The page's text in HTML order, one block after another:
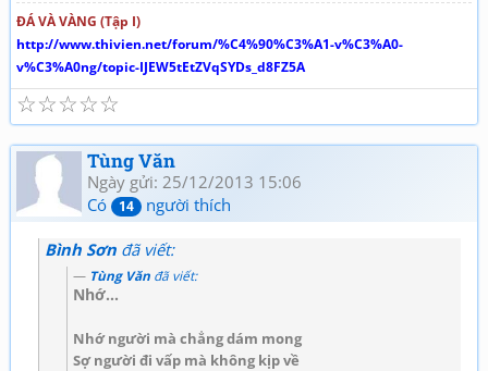
ĐÁ VÀ VÀNG (Tập I)
http://www.thivien.net/forum/%C4%90%C3%A1-v%C3%A0-
v%C3%A0ng/topic-IJEW5tEtZVqSYDs_d8FZ5A
☆
☆
☆
☆
☆
Tùng Văn
Ngày gửi: 25/12/2013 15:06
Có
14 người thích
Bình Sơn đã viết:
Tùng Văn đã viết:
Nhớ...
Nhớ người mà chẳng dám mong
Sợ người đi vấp mà không kịp về